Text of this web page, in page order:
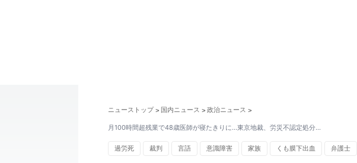
ニューストップ > 国内ニュース > 政治ニュース >
月100時間超残業で48歳医師が寝たきりに…東京地裁、労災不認定処分…
過労死 裁判 言語 意識障害 家族 くも膜下出血 弁護士